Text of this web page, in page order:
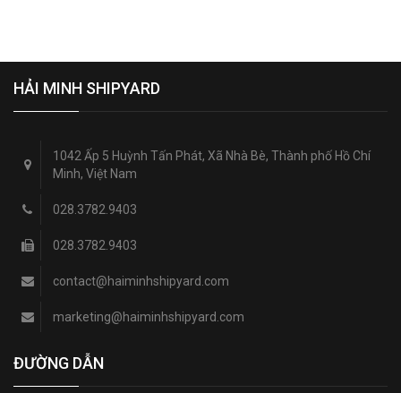
HẢI MINH SHIPYARD
1042 Ấp 5 Huỳnh Tấn Phát, Xã Nhà Bè, Thành phố Hồ Chí
Minh, Việt Nam
028.3782.9403
028.3782.9403
contact@haiminhshipyard.com
marketing@haiminhshipyard.com
ĐƯỜNG DẪN